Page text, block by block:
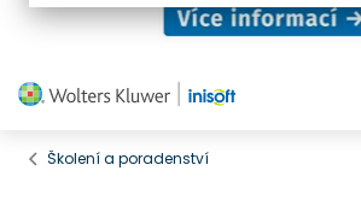
Školení a poradenství